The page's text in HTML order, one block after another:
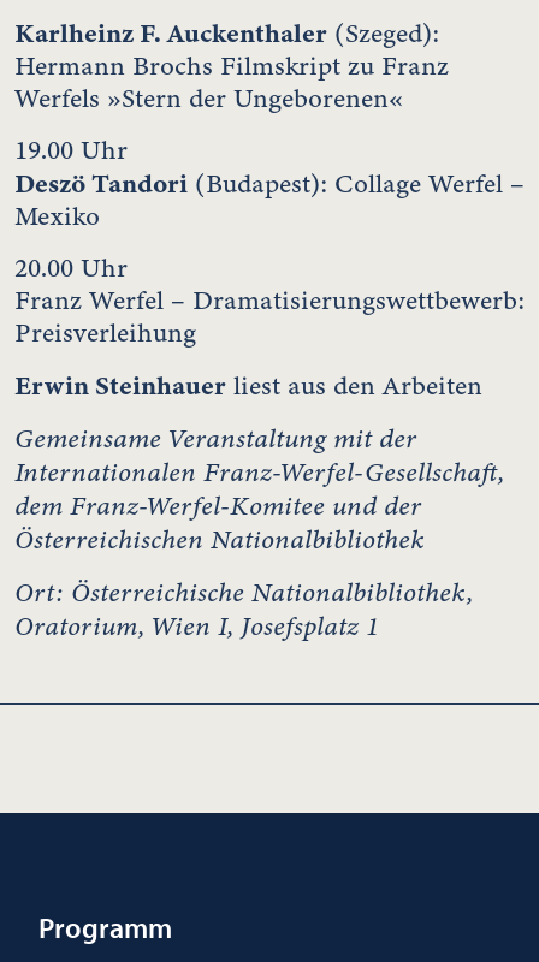
Karlheinz F. Auckenthaler (Szeged):
Hermann Brochs Filmskript zu Franz
Werfels »Stern der Ungeborenen«
19.00 Uhr
Deszö Tandori (Budapest): Collage Werfel –
Mexiko
20.00 Uhr
Franz Werfel – Dramatisierungswettbewerb:
Preisverleihung
Erwin Steinhauer liest aus den Arbeiten
Gemeinsame Veranstaltung mit der
Internationalen Franz-Werfel-Gesellschaft,
dem Franz-Werfel-Komitee und der
Österreichischen Nationalbibliothek
Ort: Österreichische Nationalbibliothek,
Oratorium, Wien I, Josefsplatz 1
Programm